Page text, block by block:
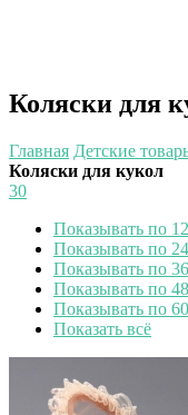
Коляски для
Главная Детские
Коляски для кукол
30
Показывать по 12
Показывать по 24
Показывать по 36
Показывать по 48
Показывать по 60
Показать всё